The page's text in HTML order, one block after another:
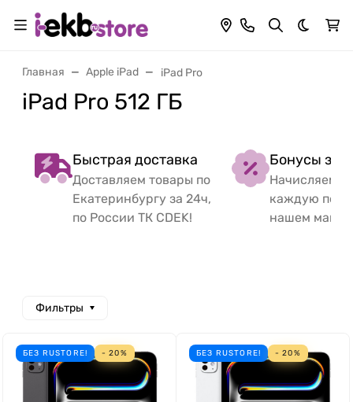
Темная
Главная Apple iPad iPad Pro
iPad Pro 512 ГБ
Быстрая доставка
Доставляем товары по
Екатеринбургу за 24ч,
по России ТК CDEK!
Бонусы за
Начисляем
каждую
нашем
Фильтры
БЕЗ RUSTORE! - 20% БЕЗ RUSTORE! - 20%